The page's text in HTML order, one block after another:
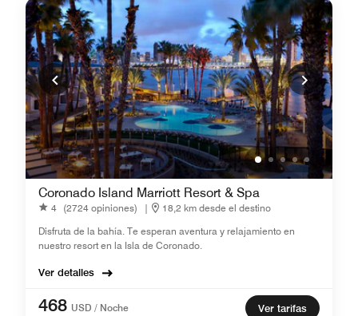
Coronado Island Marriott Resort & Spa
4 (2724 opiniones) |
18,2 km desde el destino
Disfruta de la bahía. Te esperan aventura y relajamiento en
nuestro resort en la Isla de Coronado.
Ver detalles
468 USD / Noche
Ver tarifas